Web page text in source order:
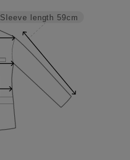
Sleeve length 59cm